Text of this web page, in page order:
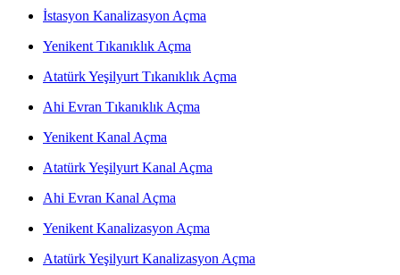
İstasyon Kanalizasyon Açma
Yenikent Tıkanıklık Açma
Atatürk Yeşilyurt Tıkanıklık Açma
Ahi Evran Tıkanıklık Açma
Yenikent Kanal Açma
Atatürk Yeşilyurt Kanal Açma
Ahi Evran Kanal Açma
Yenikent Kanalizasyon Açma
Atatürk Yeşilyurt Kanalizasyon Açma